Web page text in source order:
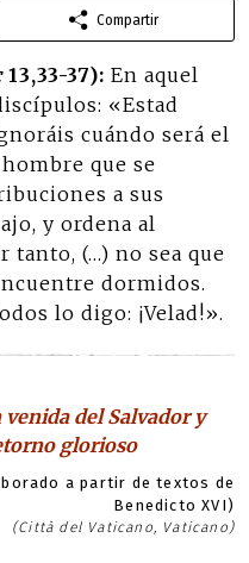
Compartir
13,33-37): En aquel
«Estad
cuándo será el
que se
a sus
y ordena al
tanto, (…) no sea que
dormidos.
lo digo: ¡Velad!».
del Salvador y
glorioso
a partir de textos de
Benedicto XVI)
(Città del Vaticano, Vaticano)